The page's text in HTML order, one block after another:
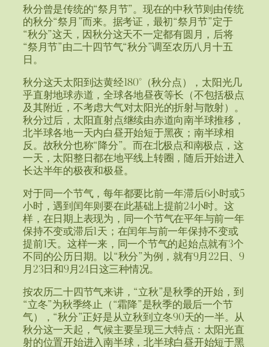
秋分曾是传统的“祭月节”。现在的中秋节则由传统
的秋分“祭月”而来。据考证，最初“祭月节”定于
“秋分”这天，因秋分这天不一定都有圆月，后将
“祭月节”由二十四节气“秋分”调至农历八月十五
日。
秋分这天太阳到达黄经180°（秋分点），太阳光几
乎直射地球赤道，全球各地昼夜等长（不包括极点
及其附近，不考虑大气对太阳光的折射与散射）。
秋分过后，太阳直射点继续由赤道向南半球推移，
北半球各地一天内白昼开始短于黑夜；南半球相
反。故秋分也称“降分”。而在北极点和南极点，这
一天，太阳整日都在地平线上转圈，随后开始进入
长达半年的极夜和极昼。
对于同一个节气，每年都要比前一年滞后6小时或5
小时，遇到闰年则要在此基础上提前24小时。这
样，在日期上表现为，同一个节气在平年与前一年
保持不变或滞后1天；在闰年与前一年保持不变或
提前1天。这样一来，同一个节气的起始点就有3个
不同的公历日期。以“秋分”为例，就有9月22日、9
月23日和9月24日这三种情况。
按农历二十四节气来讲，“立秋”是秋季的开始，到
“立冬”为秋季终止（“霜降”是秋季的最后一个节
气），“秋分”正好是从立秋到立冬90天的一半。从
秋分这一天起，气候主要呈现三大特点：太阳光直
射的位置开始进入南半球，北半球白昼开始短于黑